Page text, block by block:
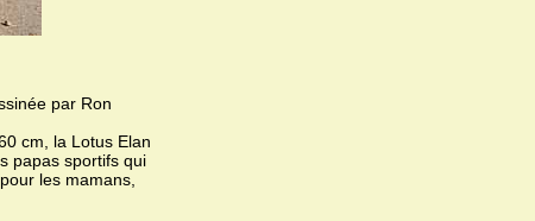
par Ron
cm, la Lotus Elan
papas sportifs qui
les mamans,